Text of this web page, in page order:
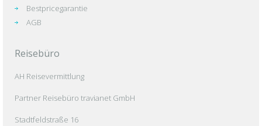
Bestpricegarantie
AGB
Reisebüro
AH Reisevermittlung
Partner Reisebüro travianet GmbH
Stadtfeldstraße 16